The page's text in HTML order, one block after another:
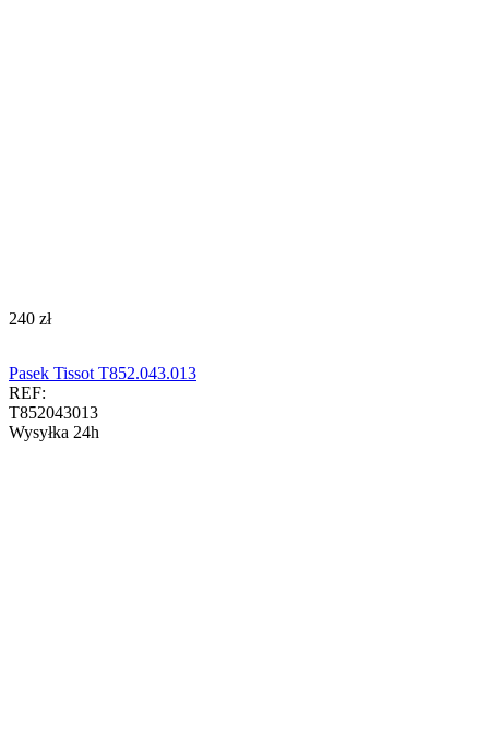
‍240‍ zł
Pasek Tissot T852.043.013
REF:
T852043013
Wysyłka 24h